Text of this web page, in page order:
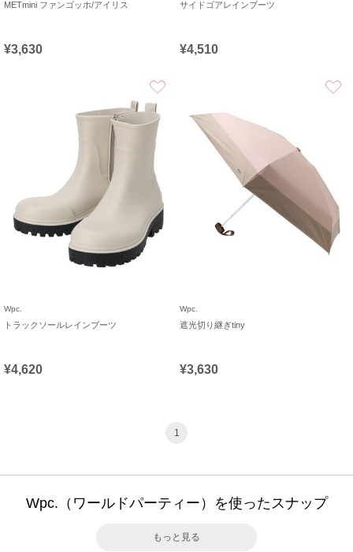
METmini ファンゴッホ/アイリス
¥3,630
サイドゴアレインブーツ
¥4,510
Wpc.
トラックソールレインブーツ
¥4,620
Wpc.
遮光切り継ぎtiny
¥3,630
1
Wpc.（ワールドパーティー）を使ったスナップ
もっと見る